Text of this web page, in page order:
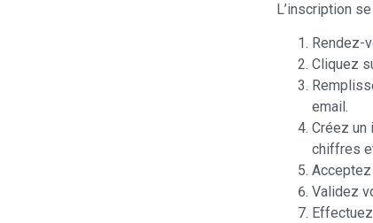
L’inscription
Rendez-
Cliquez
email.
Créez un
chiffres
Validez